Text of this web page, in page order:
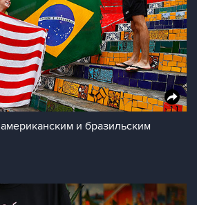
и бразильским